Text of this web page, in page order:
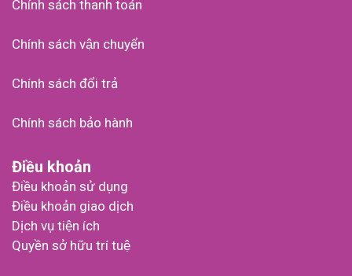
Chính sách thanh toán
Chính sách vận chuyển
Chính sách đổi trả
Chính sách bảo hành
Điều khoản
Điều khoản sử dụng
Điều khoản giao dịch
Dịch vụ tiện ích
Quyền sở hữu trí tuệ